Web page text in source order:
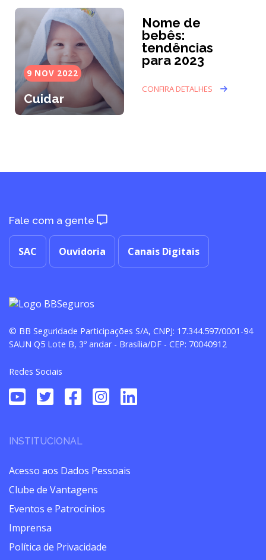
9 NOV 2022
Cuidar
Nome de
bebês:
tendências
para 2023
CONFIRA DETALHES
Fale com a gente
SAC Ouvidoria Canais Digitais
© BB Seguridade Participações S/A, CNPJ: 17.344.597/0001-94
SAUN Q5 Lote B, 3º andar - Brasília/DF - CEP: 70040912
Redes Sociais
INSTITUCIONAL
Acesso aos Dados Pessoais
Clube de Vantagens
Eventos e Patrocínios
Imprensa
Política de Privacidade